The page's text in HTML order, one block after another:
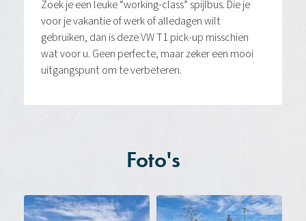
Zoek je een leuke “working-class” spijlbus. Die je
voor je vakantie of werk of alledagen wilt
gebruiken, dan is deze VW T1 pick-up misschien
wat voor u. Geen perfecte, maar zeker een mooi
uitgangspunt om te verbeteren.
Foto's